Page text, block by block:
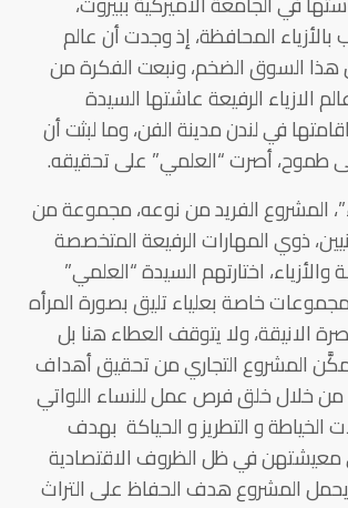
المحافظة، إذ وجدت أن عالم
هذا السوق الضخم، ونبعت الفكرة من
الازياء الرفيعة عاشتها السيدة
في لندن مدينة الفن، وما لبثت أن
طموح، أصرت “العلمي” على تحقيقه.
المشروع الفريد من نوعه، مجموعة من
ذوي المهارات الرفيعة المتخصصة
اختارتهم السيدة “العلمي”
مجموعات خاصة بعلياء تليق بصورة المرأه
الانيقة، ولا يتوقف العطاء هنا بل
المشروع التجاري من تحقيق أهداف
من خلال خلق فرص عمل للنساء اللواتي
الخياطة و التطريز و الحياكة بهدف
في ظل الظروف الاقتصادية
المشروع هدف الحفاظ على التراث